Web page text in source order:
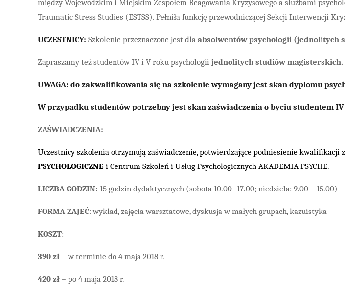
między Wojewódzkim i Miejskim Zespołem Reagowania Kryzysowego a służbami
Traumatic Stress Studies (ESTSS). Pełniła funkcję przewodniczącej Sekcji Interwencji
UCZESTNICY: Szkolenie przeznaczone jest dlaabsolwentów psychologii (jednolitych
Zapraszamy też studentów IV i V roku psychologiijednolitych studiów magisterskich.
UWAGA: do zakwalifikowania się na szkolenie wymagany jest skan dyplomu
W przypadku studentów potrzebny jest skan zaświadczenia o byciu studentem
ZAŚWIADCZENIA:
Uczestnicy szkolenia otrzymują zaświadczenie, potwierdzające podniesienie kwalifikacji
PSYCHOLOGICZNE i Centrum Szkoleń i Usług Psychologicznych AKADEMIA PSYCHE.
LICZBA GODZIN: 15 godzin dydaktycznych (sobota 10.00 -17.00; niedziela: 9.00 – 15.00)
FORMA ZAJEĆ: wykład, zajęcia warsztatowe, dyskusja w małych grupach, kazuistyka
KOSZT:
390 zł – w terminie do 4 maja 2018 r.
420 zł – po 4 maja 2018 r.